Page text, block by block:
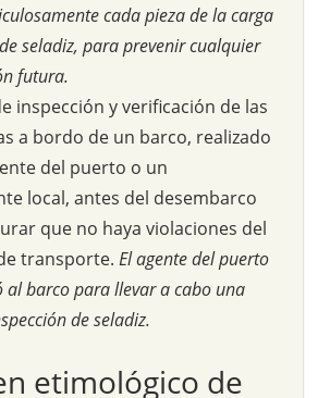
cada pieza de la carga
seladiz, para prevenir cualquier
futura.
inspección y verificación de las
a bordo de un barco, realizado
del puerto o un
local, antes del desembarco
que no haya violaciones del
transporte. El agente del puerto
al barco para llevar a cabo una
de seladiz.
etimológico de